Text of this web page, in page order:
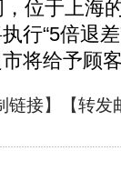
于上海的
行“5倍退
将给予顾
链接】【转发